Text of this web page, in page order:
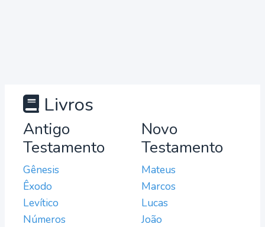
Livros
Antigo
Testamento
Gênesis
Êxodo
Levítico
Números
Novo
Testamento
Mateus
Marcos
Lucas
João